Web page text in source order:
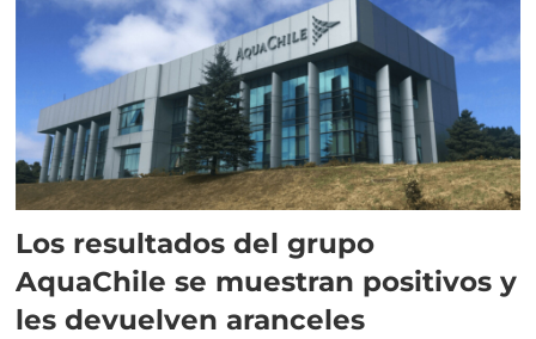
Los resultados del grupo
AquaChile se muestran positivos y
les devuelven aranceles